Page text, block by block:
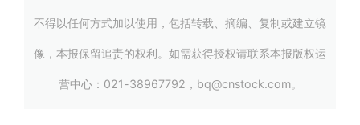
不得以任何方式加以使用，包括转载、摘编、复制或建立镜
像，本报保留追责的权利。如需获得授权请联系本报版权运
营中心：021-38967792，bq@cnstock.com。